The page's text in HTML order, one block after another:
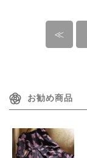
≪
お勧め商品